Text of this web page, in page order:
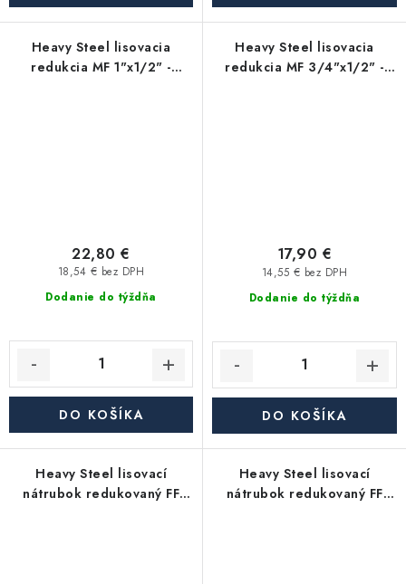
Heavy Steel lisovacia
redukcia MF 1"x1/2" -
Dodanie do týždňa
18,54 € bez DPH
22,80 €
DO KOŠÍKA
Heavy Steel lisovacia
redukcia MF 3/4"x1/2" -
Dodanie do týždňa
14,55 € bez DPH
17,90 €
DO KOŠÍKA
Heavy Steel lisovací
nátrubok redukovaný FF
Heavy Steel lisovací
nátrubok redukovaný FF